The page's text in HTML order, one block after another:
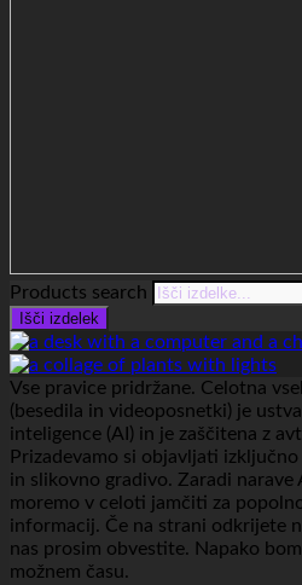
Products search
Išči izdelek
Vse pravice pridržane. Celotna
(besedila in videoposnetki) je
inteligence (AI) in je zaščitena z
Prizadevamo si objavljati
in slikovno gradivo. Zaradi narave
moremo v celoti jamčiti za
informacij. Če na strani odkrijete
nas prosim obvestite. Napako
možnem času.